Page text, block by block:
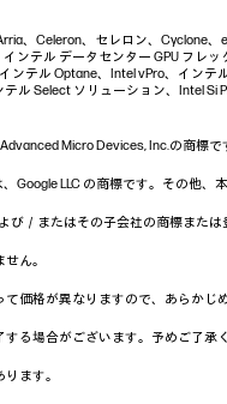
、Celeron、セレロン、Cyclone
ンテル データセンター GPU フレ
テル Optane、Intel vPro、イン
ル Select ソリューション、Intel
Micro Devices, Inc.の商標で
Google LLC の商標です。その他
び／またはその子会社の商標または
ん。
価格が異なりますので、あらかじ
る場合がございます。予めご了承く
ます。